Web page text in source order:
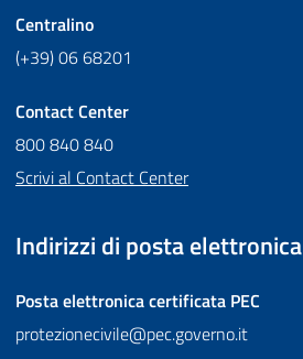
Centralino
(+39) 06 68201
Contact Center
800 840 840
Scrivi al Contact Center
Indirizzi di posta elettronica
Posta elettronica certificata PEC
protezionecivile@pec.governo.it